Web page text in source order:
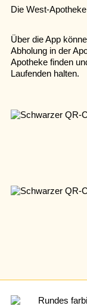
Die West-
Über die App
Abholung in der
Apotheke finden
Laufenden halten.